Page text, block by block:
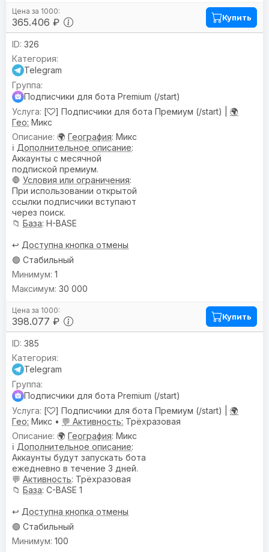
365.406 ₽ Купить
326
Telegram
Подписчики для бота Premium (/start)
[
] Подписчики для бота Премиум (/start) | 🌍
Гео: Микс
🌍 География: Микс
ℹ️ Дополнительное описание:
Аккаунты с месячной
подпиской премиум.
🛑 Условия или ограничения:
При использовании открытой
ссылки подписчики вступают
через поиск.
📁 База: H-BASE
↩️ Доступна кнопка отмены
🟢 Стабильный
398.077 ₽
1
30 000
Купить
385
Telegram
Подписчики для бота Premium (/start)
[
] Подписчики для бота Премиум (/start) | 🌍
Гео: Микс • 💬 Активность: Трёхразовая
🌍 География: Микс
ℹ️ Дополнительное описание:
Аккаунты будут запускать бота
ежедневно в течение 3 дней.
💬 Активность: Трёхразовая
📁 База: C-BASE 1
↩️ Доступна кнопка отмены
🟢 Стабильный
100